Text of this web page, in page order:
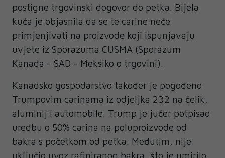
postigne trgovinski dogovor do petka. Bijela
kuća je objasnila da se te carine neće
primjenjivati na proizvode koji ispunjavaju
uvjete iz Sporazuma CUSMA (Sporazum
Kanada - SAD - Meksiko o trgovini).
Kanadsko gospodarstvo također je pogođeno
Trumpovim carinama iz odjeljka 232 na čelik,
aluminij i automobile. Trump je jučer potpisao
uredbu o 50% carina na poluproizvode od
bakra s početkom od petka. Međutim, nije
uključio uvoz rafiniranog bakra, što je umirilo